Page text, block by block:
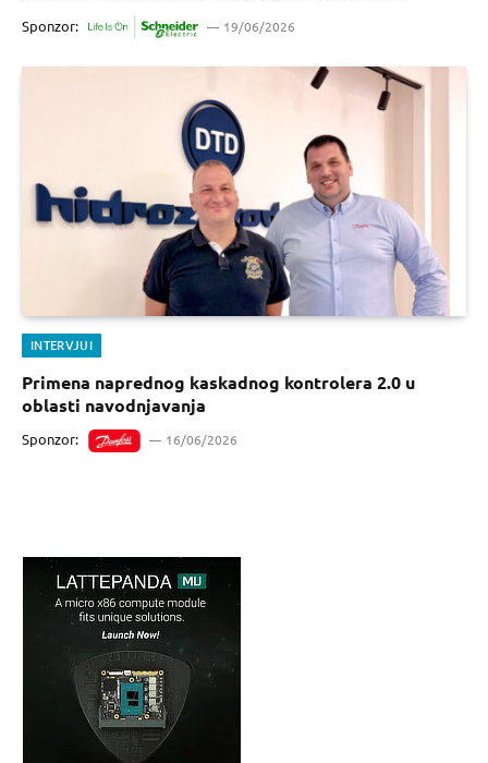
Sponzor: 19/06/2026
INTERVJUI
Primena naprednog kaskadnog kontrolera 2.0 u
oblasti navodnjavanja
Sponzor: 16/06/2026